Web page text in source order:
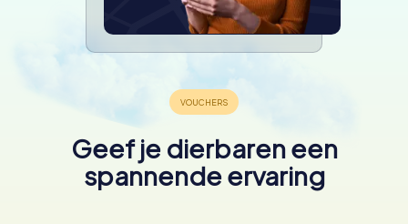
Geef je dierbaren een
spannende ervaring